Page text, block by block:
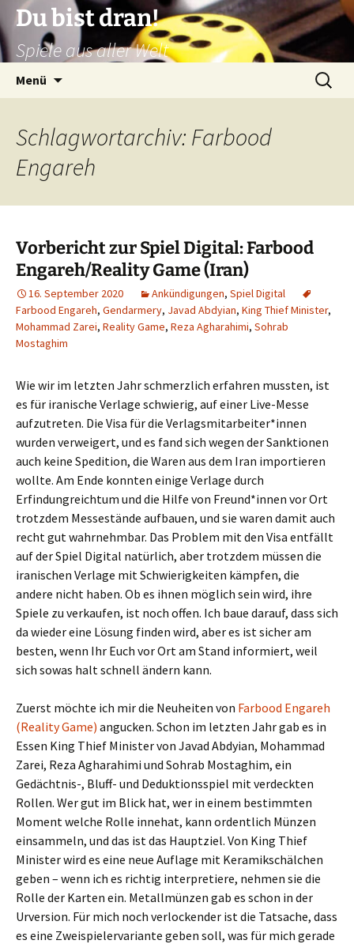
Zum
Inhalt
springen
Du bist dran!
Spiele aus aller Welt
Menü
Suchen
nach:
Schlagwortarchiv: Farbood
Engareh
Vorbericht zur Spiel Digital: Farbood
Engareh/Reality Game (Iran)
16. September 2020 Ankündigungen, Spiel Digital
Farbood Engareh, Gendarmery, Javad Abdyian, King Thief Minister,
Mohammad Zarei, Reality Game, Reza Agharahimi, Sohrab
Mostaghim
Wie wir im letzten Jahr schmerzlich erfahren mussten, ist
es für iranische Verlage schwierig, auf einer Live-Messe
aufzutreten. Die Visa für die Verlagsmitarbeiter*innen
wurden verweigert, und es fand sich wegen der Sanktionen
auch keine Spedition, die Waren aus dem Iran importieren
wollte. Am Ende konnten einige Verlage durch
Erfindungreichtum und die Hilfe von Freund*innen vor Ort
trotzdem Messestände aufbauen, und sie waren damit auch
recht gut wahrnehmbar. Das Problem mit den Visa entfällt
auf der Spiel Digital natürlich, aber trotzdem müssen die
iranischen Verlage mit Schwierigkeiten kämpfen, die
andere nicht haben. Ob es ihnen möglich sein wird, ihre
Spiele zu verkaufen, ist noch offen. Ich baue darauf, dass sich
da wieder eine Lösung finden wird, aber es ist sicher am
besten, wenn Ihr Euch vor Ort am Stand informiert, weil
sich sowas halt schnell ändern kann.
Zuerst möchte ich mir die Neuheiten von Farbood Engareh
(Reality Game) angucken. Schon im letzten Jahr gab es in
Essen King Thief Minister von Javad Abdyian, Mohammad
Zarei, Reza Agharahimi und Sohrab Mostaghim, ein
Gedächtnis-, Bluff- und Deduktionsspiel mit verdeckten
Rollen. Wer gut im Blick hat, wer in einem bestimmten
Moment welche Rolle innehat, kann ordentlich Münzen
einsammeln, und das ist das Hauptziel. Von King Thief
Minister wird es eine neue Auflage mit Keramikschälchen
geben – wenn ich es richtig interpretiere, nehmen sie die
Rolle der Karten ein. Metallmünzen gab es schon in der
Urversion. Für mich noch verlockender ist die Tatsache, dass
es eine Zweispielervariante geben soll, was für mich gerade